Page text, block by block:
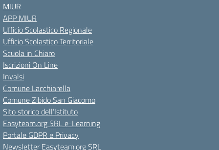
MIUR
APP MIUR
Ufficio Scolastico Regionale
Ufficio Scolastico Territoriale
Scuola in Chiaro
Iscrizioni On Line
Invalsi
Comune Lacchiarella
Comune Zibido San Giacomo
Sito storico dell’Istituto
Easyteam.org SRL e-Learning
Portale GDPR e Privacy
Newsletter Easyteam.org SRL